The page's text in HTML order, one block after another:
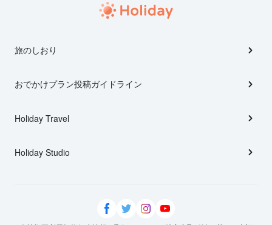
旅のしおり
おでかけプラン投稿ガイドライン
Holiday Travel
Holiday Studio